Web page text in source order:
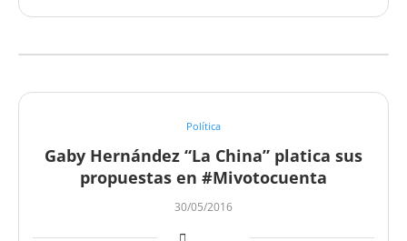
Política
Gaby Hernández “La China” platica sus
propuestas en #Mivotocuenta
30/05/2016